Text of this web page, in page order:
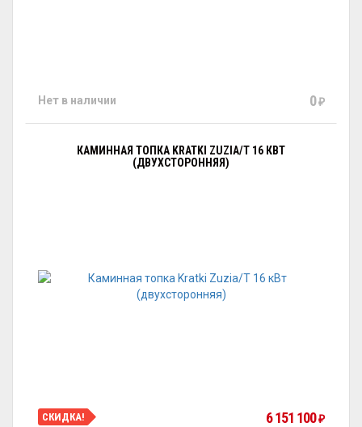
Нет в наличии 0 ₽
КАМИННАЯ ТОПКА KRATKI ZUZIA/T 16 КВТ
(ДВУХСТОРОННЯЯ)
СКИДКА! 6 151 100 ₽